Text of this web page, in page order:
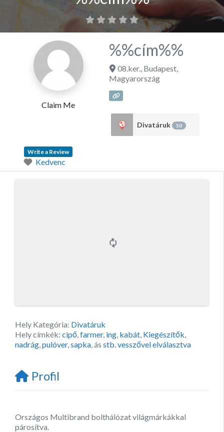
Claim Me
%%cím%%
08.ker., Budapest,
Magyarország
Divatáruk 50
Write a Review
Kedvenc
Hely Kategória: Divatáruk
Hely címkék: cipő farmer, ing kabát Kiegészítők
nadrág pulóver, sapka , ás stb. vesszővel elválasztva
Profil
Országos Multibrand bolthálózat világmárkákkal
párosítva.